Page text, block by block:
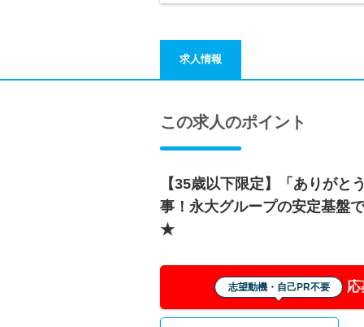
求人情報
この求人のポイント
【35歳以下限定】「ありがと
事！永大グループの安定基盤
★
志望動機・自己PR不要